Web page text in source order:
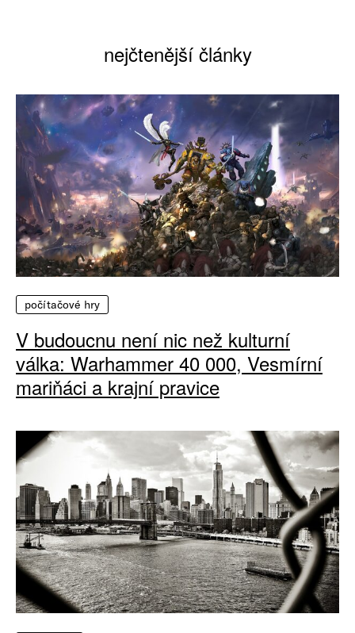
nejčtenější články
počítačové hry
V budoucnu není nic než kulturní
válka: Warhammer 40 000, Vesmírní
mariňáci a krajní pravice